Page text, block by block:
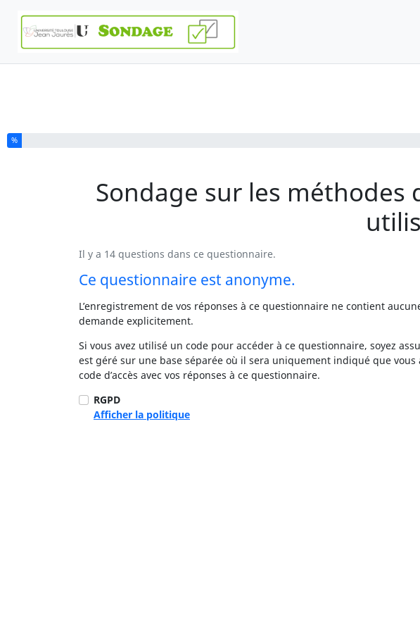
Vous avez complété % de ce questionnaire.
%
Sondage sur les
Il y a 14 questions dans ce questionnaire.
Ce questionnaire est anonyme.
L’enregistrement de vos réponses à ce questionnaire ne contient
demande explicitement.
Si vous avez utilisé un code pour accéder à ce questionnaire, soyez
est géré sur une base séparée où il sera uniquement indiqué que
code d’accès avec vos réponses à ce questionnaire.
RGPD
Afficher la politique